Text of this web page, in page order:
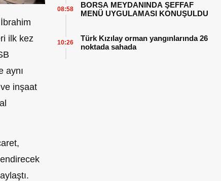
ilk kez
aynı
inşaat
BORSA MEYDANINDA ŞEFFAF
MENÜ UYGULAMASI KONUŞULDU
08:58
Türk Kızılay orman yangınlarında 26
noktada sahada
10:26